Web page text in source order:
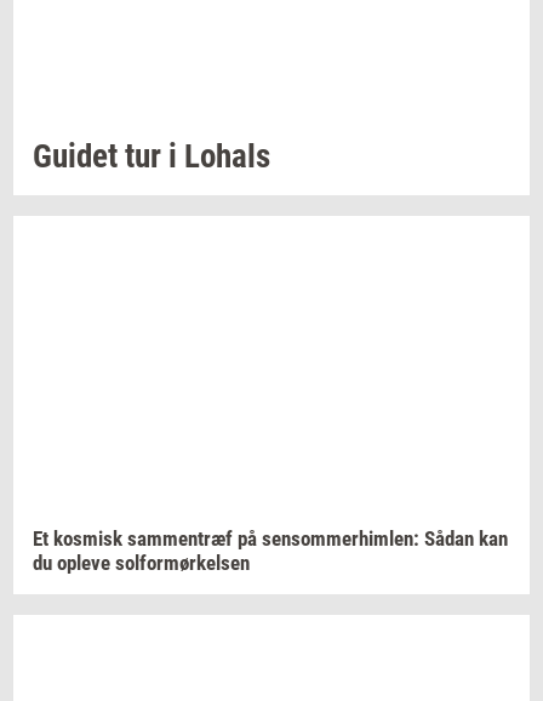
Gu­i­dettur i Lo­hals
Et kos­misk sam­men­træf på sen­som­mer­him­len: Sådan kan
du op­le­ve sol­for­mør­kel­sen